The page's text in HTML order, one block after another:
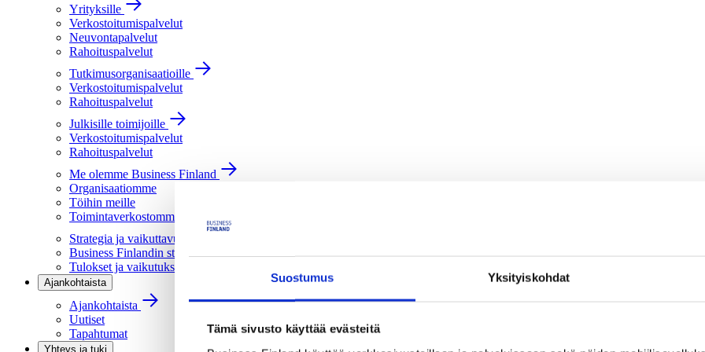
Suostumus Yksityiskohdat
Tämä sivusto käyttää evästeitä
Yrityksille
Verkostoitumispalvelut
Neuvontapalvelut
Rahoituspalvelut
Tutkimusorganisaatioille
Verkostoitumispalvelut
Rahoituspalvelut
Julkisille toimijoille
Verkostoitumispalvelut
Rahoituspalvelut
Me olemme Business Finland
Organisaatiomme
Töihin meille
Toimintaverkostomme
Strategia ja vaikuttavuus
Business Finlandin strategia 2030
Tulokset ja vaikutukset
Ajankohtaista
Ajankohtaista
Uutiset
Tapahtumat
Yhteys ja tuki